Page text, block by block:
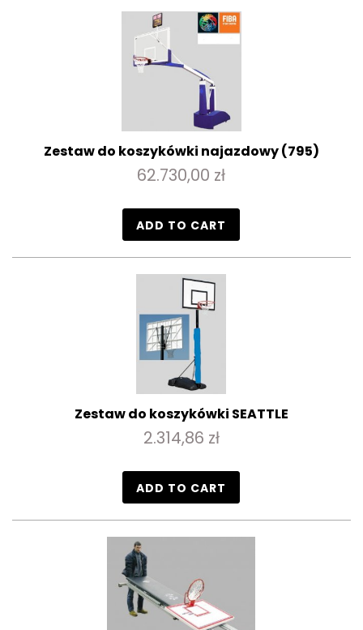
Zestaw do koszykówki najazdowy (795)
62.730,00 zł
ADD TO CART
Zestaw do koszykówki SEATTLE
2.314,86 zł
ADD TO CART